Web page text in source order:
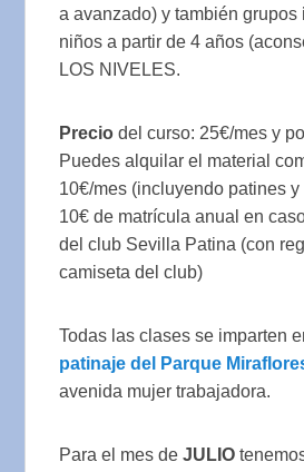
a avanzado) y también grupos
niños a partir de 4 años
LOS NIVELES.
Preciodel curso: 25€/mes y
Puedes alquilar el material
10€/mes (incluyendo patines
10€ de matrícula anual en
del club Sevilla Patina (con
camiseta del club)
Todas las clases se imparten
patinaje del Parque
avenida mujer trabajadora.
Para el mes deJULIO